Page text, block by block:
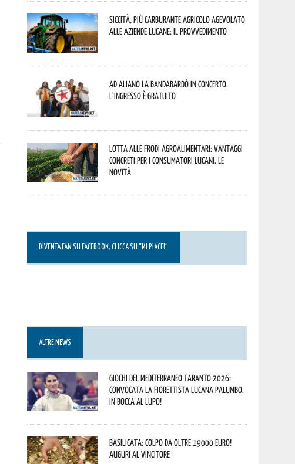
Siccità, più carburante agricolo agevolato
alle aziende lucane: il provvedimento
Ad Aliano la Bandabardò in concerto.
L’ingresso è gratuito
Lotta alle frodi agroalimentari: vantaggi
concreti per i consumatori lucani. Le
novità
DIVENTA FAN SU FACEBOOK, CLICCA SU “MI PIACE!”
ALTRE NEWS
Giochi del Mediterraneo Taranto 2026:
convocata la fiorettista lucana Palumbo.
In bocca al lupo!
Basilicata: colpo da oltre 19000 Euro!
Auguri al vincitore